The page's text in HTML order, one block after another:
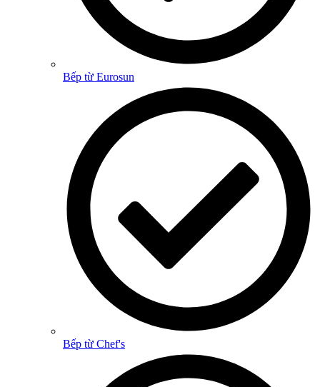
Bếp từ Eurosun
Bếp từ Chef's